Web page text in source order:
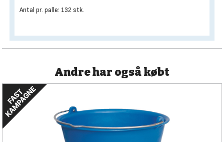
Antal pr. palle: 132 stk.
Andre har også købt